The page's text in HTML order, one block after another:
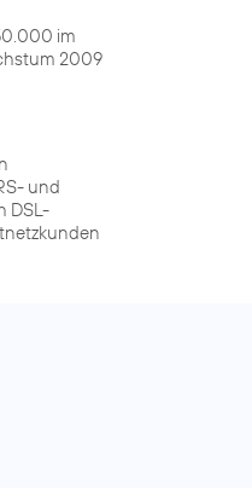
im
2009
und
DSL-